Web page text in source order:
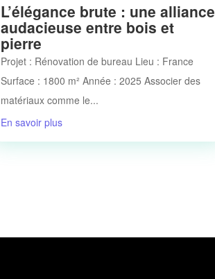
L’élégance brute : une alliance
audacieuse entre bois et
pierre
Projet : Rénovation de bureau Lieu : France
Surface : 1800 m² Année : 2025 Associer des
matériaux comme le...
En savoir plus